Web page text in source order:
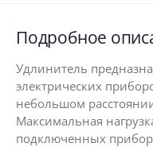
Подробное
Удлинитель
электрических
небольшом
Максимальная
подключенных